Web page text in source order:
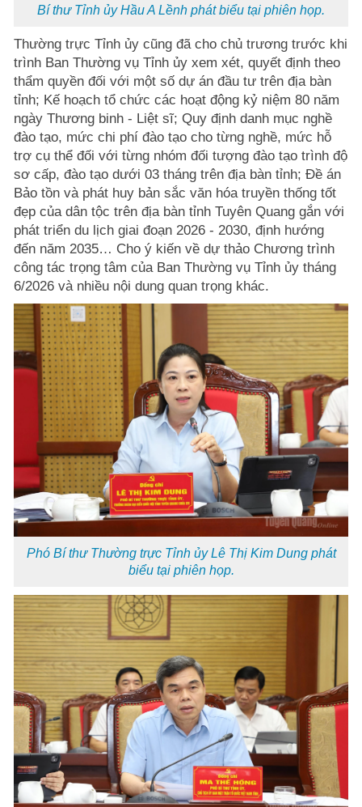
Bí thư Tỉnh ủy Hầu A Lềnh phát biểu tại phiên họp.
Thường trực Tỉnh ủy cũng đã cho chủ trương trước khi
trình Ban Thường vụ Tỉnh ủy xem xét, quyết định theo
thẩm quyền đối với một số dự án đầu tư trên địa bàn
tỉnh; Kế hoạch tổ chức các hoạt động kỷ niệm 80 năm
ngày Thương binh - Liệt sĩ; Quy định danh mục nghề
đào tạo, mức chi phí đào tạo cho từng nghề, mức hỗ
trợ cụ thể đối với từng nhóm đối tượng đào tạo trình độ
sơ cấp, đào tạo dưới 03 tháng trên địa bàn tỉnh; Đề án
Bảo tồn và phát huy bản sắc văn hóa truyền thống tốt
đẹp của dân tộc trên địa bàn tỉnh Tuyên Quang gắn với
phát triển du lịch giai đoạn 2026 - 2030, định hướng
đến năm 2035… Cho ý kiến về dự thảo Chương trình
công tác trọng tâm của Ban Thường vụ Tỉnh ủy tháng
6/2026 và nhiều nội dung quan trọng khác.
Phó Bí thư Thường trực Tỉnh ủy Lê Thị Kim Dung phát
biểu tại phiên họp.